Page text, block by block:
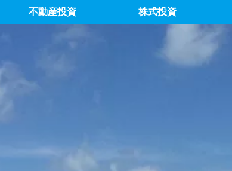
不動産投資 株式投資